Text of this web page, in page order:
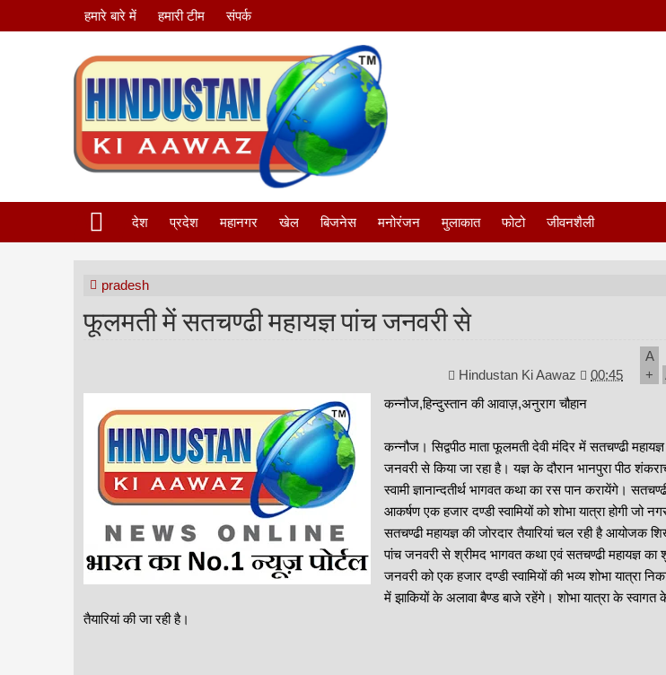
हमारे बारे में हमारी टीम संपर्क
देश प्रदेश महानगर खेल बिजनेस मनोरंजन मुलाकात फोटो जीवनशैली
pradesh
फूलमती में सतचण्ढी महायज्ञ पांच जनवरी से
Hindustan Ki Aawaz 00:45
A
+
कन्नौज,हिन्दुस्तान की आवाज़,अनुराग चौहान
कन्नौज। सिद्वपीठ माता फूलमती देवी मंदिर में सतचण्ढी
जनवरी से किया जा रहा है। यज्ञ के दौरान भानपुरा पीठ
स्वामी ज्ञानान्दतीर्थ भागवत कथा का रस पान करायेंगे।
आकर्षण एक हजार दण्डी स्वामियों को शोभा यात्रा होगी जो
सतचण्ढी महायज्ञ की जोरदार तैयारियां चल रही है आयोजक
पांच जनवरी से श्रीमद भागवत कथा एवं सतचण्ढी महायज्ञ का
जनवरी को एक हजार दण्डी स्वामियों की भव्य शोभा यात्रा
में झाकियों के अलावा बैण्ड बाजे रहेंगे। शोभा यात्रा के
तैयारियां की जा रही है।